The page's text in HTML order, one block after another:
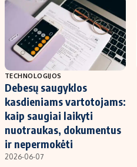
TECHNOLOGIJOS
Debesų saugyklos
kasdieniams vartotojams:
kaip saugiai laikyti
nuotraukas, dokumentus
ir nepermokėti
2026-06-07